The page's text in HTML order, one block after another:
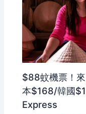
$88蚊機票！
本$168/韓國
Express